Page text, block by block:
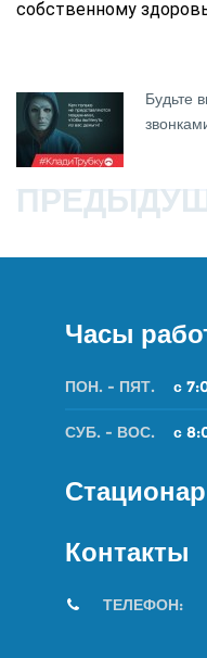
собственному
Будьте
Часы
ПОН. - ПЯТ. с
СУБ. - ВОС. с
Контакты